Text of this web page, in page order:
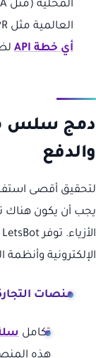
العالمية مثل GDPR، مع توفير
أي خطة API
دمج سلس مع
والدفع
لتحقيق أقصى
يجب أن يكون هناك
الإلكترونية
منصات
تكامل